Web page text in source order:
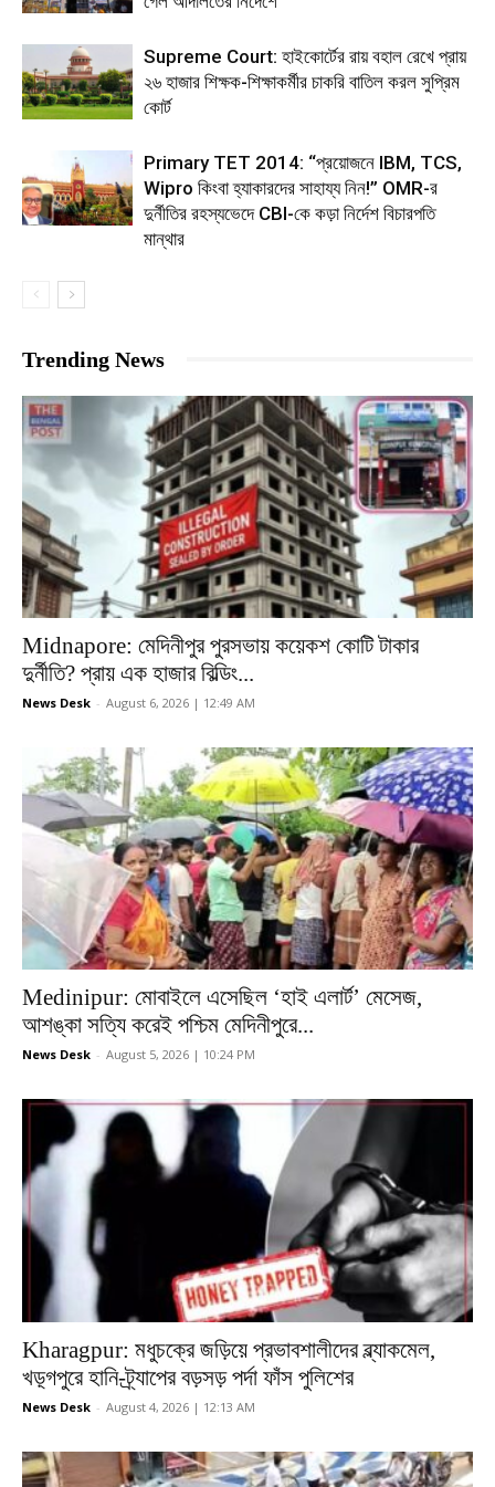
Supreme Court: হাইকোর্টের রায় বহাল রেখে প্রায়
২৬ হাজার শিক্ষক-শিক্ষাকর্মীর চাকরি বাতিল করল সুপ্রিম
কোর্ট
Primary TET 2014: “প্রয়োজনে IBM, TCS,
Wipro কিংবা হ্যাকারদের সাহায্য নিন!” OMR-র
দুর্নীতির রহস্যভেদে CBI-কে কড়া নির্দেশ বিচারপতি
মান্থার
Trending News
Midnapore: মেদিনীপুর পুরসভায় কয়েকশ কোটি টাকার
দুর্নীতি? প্রায় এক হাজার বিল্ডিং...
News Desk - August 6, 2026 | 12:49 AM
Medinipur: মোবাইলে এসেছিল ‘হাই এলার্ট’ মেসেজ,
আশঙ্কা সত্যি করেই পশ্চিম মেদিনীপুরে...
News Desk - August 5, 2026 | 10:24 PM
Kharagpur: মধুচক্রে জড়িয়ে প্রভাবশালীদের ব্ল্যাকমেল,
খড়্গপুরে হানি-ট্র্যাপের বড়সড় পর্দা ফাঁস পুলিশের
News Desk - August 4, 2026 | 12:13 AM